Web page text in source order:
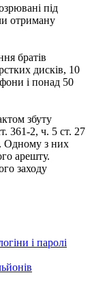
під
отриману
братів
дисків, 10
і понад 50
збуту
361-2, ч. 5 ст. 27
Одному з них
арешту.
заходу
і паролі